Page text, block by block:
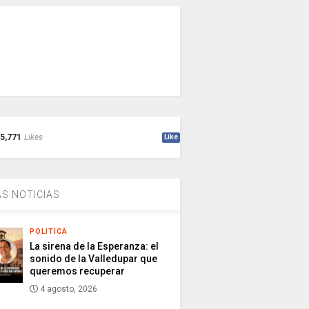
5,771 Likes Like
NOTICIAS
POLITICA
La sirena de la Esperanza: el
sonido de la Valledupar que
queremos recuperar
4 agosto, 2026